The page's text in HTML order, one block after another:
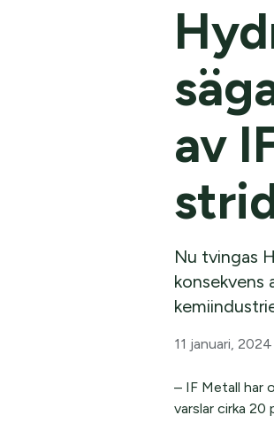
av
Nu tvingas
konsekvens
11 januari, 2024
– IF Metall har
varslar cirka 20